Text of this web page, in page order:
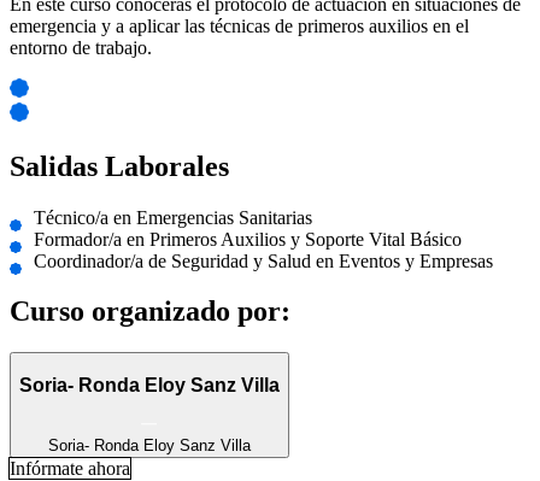
emergencia y a aplicar las técnicas de primeros auxilios en el
entorno de trabajo.
Salidas Laborales
Técnico/a en Emergencias Sanitarias
Formador/a en Primeros Auxilios y Soporte Vital Básico
Coordinador/a de Seguridad y Salud en Eventos y Empresas
Curso organizado por:
Soria- Ronda Eloy Sanz Villa
Soria- Ronda Eloy Sanz Villa
Infórmate ahora